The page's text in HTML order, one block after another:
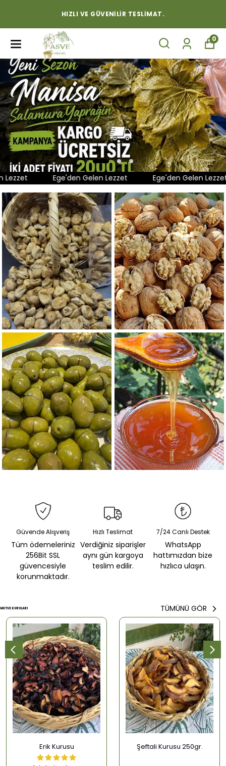
HIZLI VE GÜVENILIR TESLIMAT.
0
Ege'den Gelen Lezzet Ege'den Gelen Lezzet
Güvende Alışveriş
Tüm ödemeleriniz
256Bit SSL
güvencesiyle
korunmaktadır.
Hızlı Teslimat
Verdiğiniz siparişler
aynı gün kargoya
teslim edilir.
7/24 Canlı Destek
WhatsApp
hattımızdan bize
hızlıca ulaşın.
MEYVE KURULARI TÜMÜNÜ GÖR
Erik Kurusu Şeftali Kurusu 250gr.